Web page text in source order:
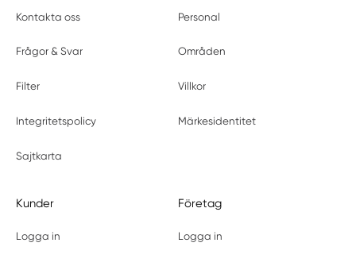
Kontakta oss Personal
Frågor & Svar Områden
Filter Villkor
Integritetspolicy Märkesidentitet
Sajtkarta
Kunder
Logga in
Företag
Logga in